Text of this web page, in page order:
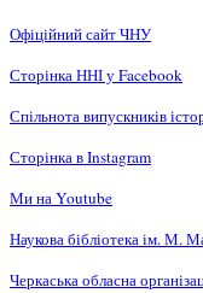
Офіційний сайт ЧНУ
Сторінка ННІ у Facebook
Спільнота випускників
Сторінка в Instagram
Ми на Youtube
Наукова бібліотека ім. М.
Черкаська обласна